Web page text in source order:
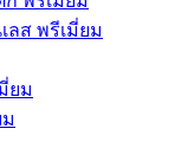
ลส พรีเมี่ยม
ยม